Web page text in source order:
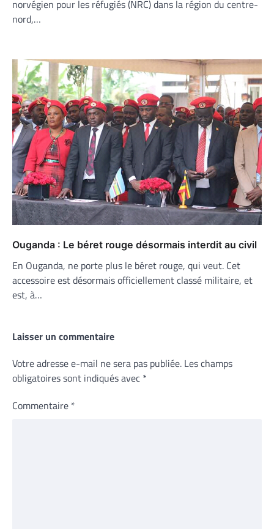
norvégien pour les réfugiés (NRC) dans la région du centre-
nord,…
Ouganda : Le béret rouge désormais interdit au civil
En Ouganda, ne porte plus le béret rouge, qui veut. Cet
accessoire est désormais officiellement classé militaire, et
est, à…
Laisser un commentaire
Votre adresse e-mail ne sera pas publiée. Les champs
obligatoires sont indiqués avec *
Commentaire *